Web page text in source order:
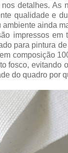
detalhes. As
qualidade e
ambiente ainda
impressos em
para pintura
composição
fosco, evitando
do quadro por